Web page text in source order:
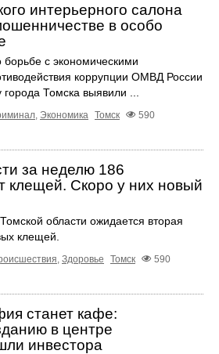
интерьерного салона
в особо
с экономическими
коррупции ОМВД России
Томска выявили ...
Экономика Томск
590
за неделю 186
клещей. Скоро у них новый
области ожидается вторая
клещей.
Здоровье Томск
590
станет кафе:
в центре
инвестора